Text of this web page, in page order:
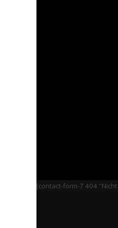
[contact-form-7 404